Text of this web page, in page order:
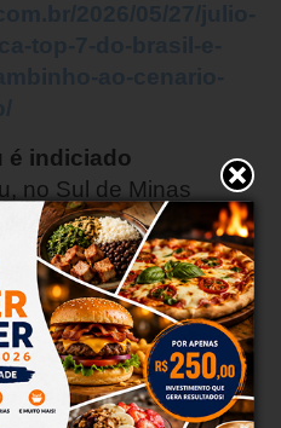
é indiciado
no Sul de Minas
Pinto Monteiro, foi
por crime de
teve início a partir
ao Ministério
Rivaldo de
de um processo na
suposta conduta